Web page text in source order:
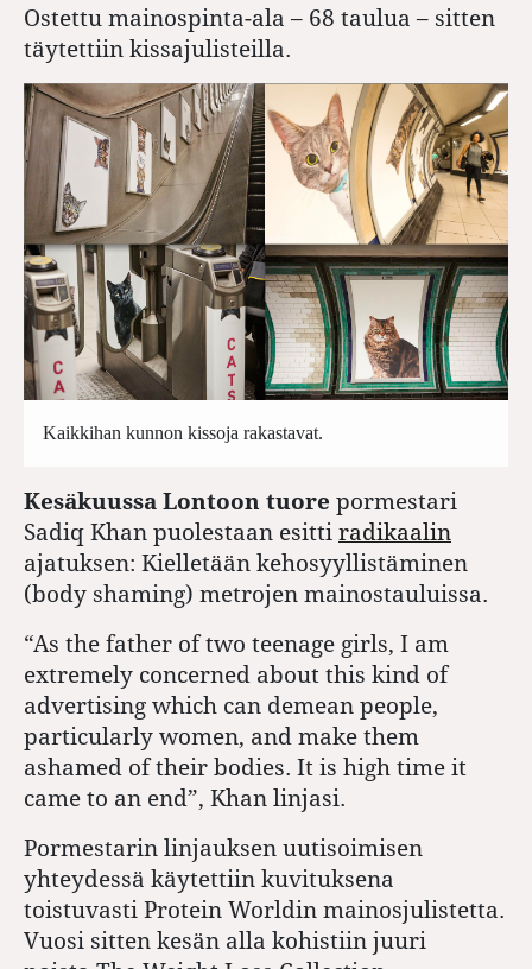
Ostettu mainospinta-ala – 68 taulua – sitten
täytettiin kissajulisteilla.
Kaikkihan kunnon kissoja rakastavat.
Kesäkuussa Lontoon tuore pormestari
Sadiq Khan puolestaan esitti radikaalin
ajatuksen: Kielletään kehosyyllistäminen
(body shaming) metrojen mainostauluissa.
“As the father of two teenage girls, I am
extremely concerned about this kind of
advertising which can demean people,
particularly women, and make them
ashamed of their bodies. It is high time it
came to an end”, Khan linjasi.
Pormestarin linjauksen uutisoimisen
yhteydessä käytettiin kuvituksena
toistuvasti Protein Worldin mainosjulistetta.
Vuosi sitten kesän alla kohistiin juuri